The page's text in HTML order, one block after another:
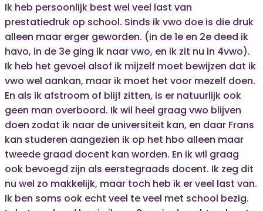
Ik heb persoonlijk best wel veel last van
prestatiedruk op school. Sinds ik vwo doe is die druk
alleen maar erger geworden. (in de 1e en 2e deed ik
havo, in de 3e ging ik naar vwo, en ik zit nu in 4vwo).
Ik heb het gevoel alsof ik mijzelf moet bewijzen dat ik
vwo wel aankan, maar ik moet het voor mezelf doen.
En als ik afstroom of blijf zitten, is er natuurlijk ook
geen man overboord. Ik wil heel graag vwo blijven
doen zodat ik naar de universiteit kan, en daar Frans
kan studeren aangezien ik op het hbo alleen maar
tweede graad docent kan worden. En ik wil graag
ook bevoegd zijn als eerstegraads docent. Ik zeg dit
nu wel zo makkelijk, maar toch heb ik er veel last van.
Ik ben soms ook echt veel te veel met school bezig.